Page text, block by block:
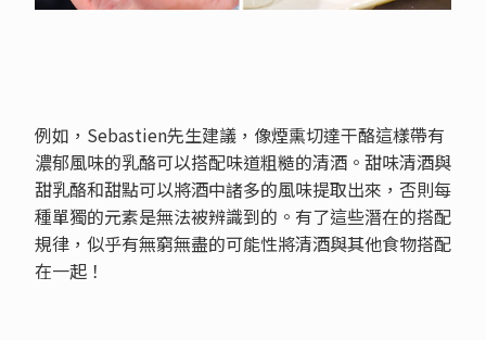
例如，Sebastien先生建議，像煙熏切達干酪這樣帶有
濃郁風味的乳酪可以搭配味道粗糙的清酒。甜味清酒與
甜乳酪和甜點可以將酒中諸多的風味提取出來，否則每
種單獨的元素是無法被辨識到的。有了這些潛在的搭配
規律，似乎有無窮無盡的可能性將清酒與其他食物搭配
在一起！